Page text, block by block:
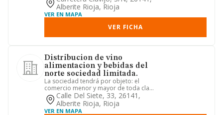
Alberite Rioja, Rioja
VER EN MAPA
VER FICHA
Distribucion de vino
alimentacion y bebidas del
norte sociedad limitada.
La sociedad tendrá por objeto: el
comercio menor y mayor de toda clase
de productos alimenticios y ...
Calle Del Siete, 33, 26141,
Alberite Rioja, Rioja
VER EN MAPA